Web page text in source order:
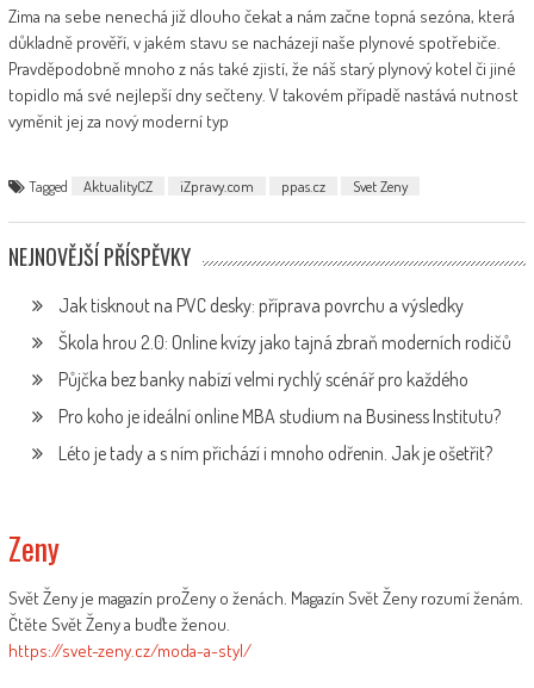
Zima na sebe nenechá již dlouho čekat a nám začne topná sezóna, která
důkladně prověří, v jakém stavu se nacházejí naše plynové spotřebiče.
Pravděpodobně mnoho z nás také zjistí, že náš starý plynový kotel či jiné
topidlo má své nejlepší dny sečteny. V takovém případě nastává nutnost
vyměnit jej za nový moderní typ
Tagged AktualityCZ iZpravy.com ppas.cz Svet Zeny
NEJNOVĚJŠÍ PŘÍSPĚVKY
Jak tisknout na PVC desky: příprava povrchu a výsledky
Škola hrou 2.0: Online kvízy jako tajná zbraň moderních rodičů
Půjčka bez banky nabízí velmi rychlý scénář pro každého
Pro koho je ideální online MBA studium na Business Institutu?
Léto je tady a s ním přichází i mnoho odřenin. Jak je ošetřit?
Zeny
Svět Ženy je magazín proŽeny o ženách. Magazín Svět Ženy rozumí ženám.
Čtěte Svět Ženy a buďte ženou.
https://svet-zeny.cz/moda-a-styl/